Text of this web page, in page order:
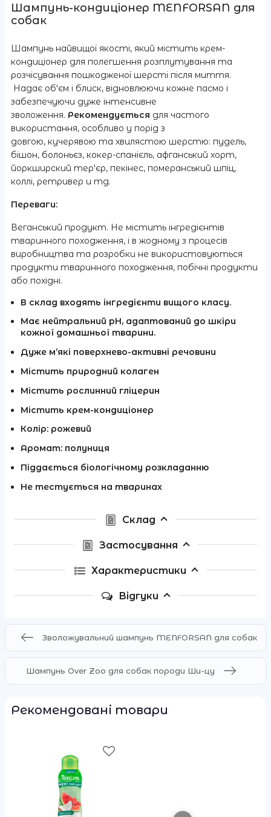
Шампунь-кондиціонер MENFORSAN для
собак
Шампунь найвищої якості, який містить крем-
кондиціонер для полегшення розплутування та
розчісування пошкодженої шерсті після миття.​
Надає об'єм і блиск, відновлюючи кожне пасмо і
забезпечуючи дуже інтенсивне
зволоження. Рекомендується для частого
використання, особливо у порід з
довгою, кучерявою та хвилястою шерстю: пудель,
бішон, болоньєз, кокер-спанієль, афганський хорт,
йоркширский тер'єр, пекінес, померанський шпіц,
коллі, ретривер и тд.
Переваги:
Веганський продукт. Не містить інгредієнтів
тваринного походження, і в жодному з процесів
виробництва та розробки не використовуються
продукти тваринного походження, побічні продукти
або похідні.
В склад входять інгредієнти вищого класу.
Має нейтральний pH, адаптований до шкіри
кожної домашньої тварини.
Дуже м’які поверхнево-активні речовини
Містить природний колаген
Містить рослинний гліцерин
Містить крем-кондиціонер
Колір: рожевий
Аромат: полуниця
Піддається біологічному розкладанню
Не тестується на тваринах
Склад
Застосування
Характеристики
Відгуки
Зволожувальний шампунь MENFORSAN для собак
Шампунь Over Zoo для собак породи Ши-цу
Рекомендовані товари